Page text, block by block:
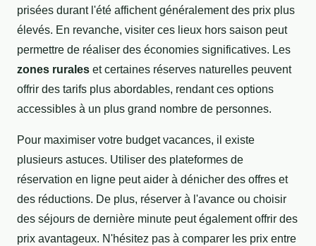
prisées durant l'été affichent généralement des prix plus
élevés. En revanche, visiter ces lieux hors saison peut
permettre de réaliser des économies significatives. Les
zones rurales et certaines réserves naturelles peuvent
offrir des tarifs plus abordables, rendant ces options
accessibles à un plus grand nombre de personnes.
Pour maximiser votre budget vacances, il existe
plusieurs astuces. Utiliser des plateformes de
réservation en ligne peut aider à dénicher des offres et
des réductions. De plus, réserver à l'avance ou choisir
des séjours de dernière minute peut également offrir des
prix avantageux. N'hésitez pas à comparer les prix entre